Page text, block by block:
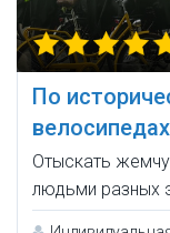
По
велосипедах
Отыскать
людьми разных